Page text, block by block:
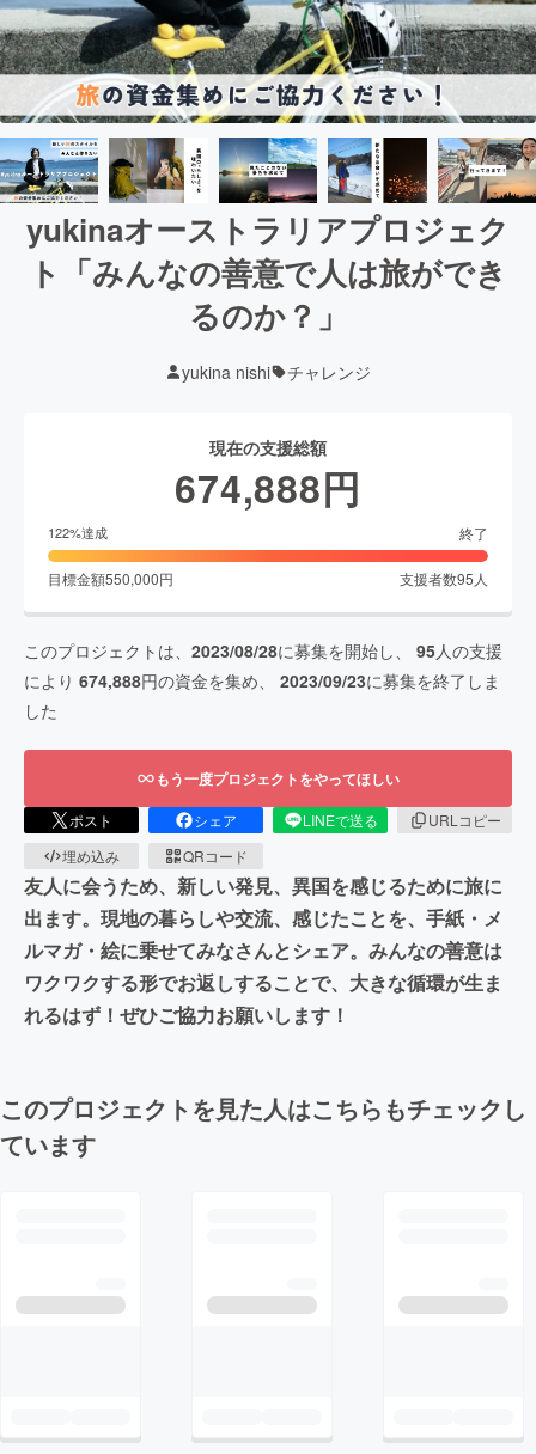
yukinaオーストラリアプロジェク
ト「みんなの善意で人は旅ができ
るのか？」
yukina nishi チャレンジ
現在の支援総額
674,888円
122%達成 終了
目標金額550,000円 支援者数95 人
このプロジェクトは、 2023/08/28に募集を開始し、 95人の支援
により 674,888円の資金を集め、 2023/09/23に募集を終了しま
した
もう一度プロジェクトをやってほしい
ポスト シェア LINEで送る
URLコピー
埋め込み
QRコード
友人に会うため、新しい発見、異国を感じるために旅に
出ます。現地の暮らしや交流、感じたことを、手紙・メ
ルマガ・絵に乗せてみなさんとシェア。みんなの善意は
ワクワクする形でお返しすることで、大きな循環が生ま
れるはず！ぜひご協力お願いします！
このプロジェクトを見た人はこちらもチェックし
ています